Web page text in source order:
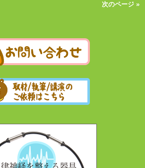
次のページ »